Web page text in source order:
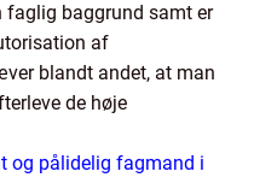
faglig baggrund samt er
af
blandt andet, at man
de høje
og pålidelig fagmand i